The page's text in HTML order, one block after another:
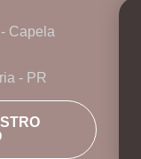
Capela
- PR